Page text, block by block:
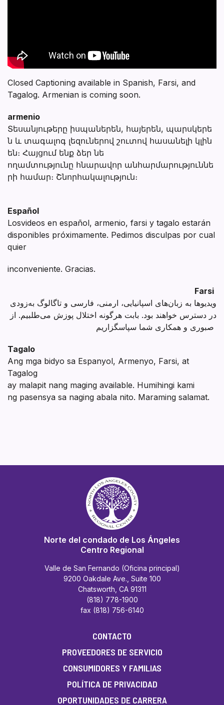
Closed Captioning available in Spanish, Farsi, and
Tagalog. Armenian is coming soon.
armenio
Տեսանյութերը իսպաներեն, հայերեն, պարսկերե
ն և տագալոգ լեզուներով շուտով հասանելի կլին
են։ Հայցում ենք ձեր նե
ողամտությունը հնարավոր անհարմարություննե
րի համար։ Շնորհակալություն։
Español
Losvideos en español, armenio, farsi y tagalo estarán
disponibles próximamente. Pedimos disculpas por cual
quier
inconveniente. Gracias.
Farsi
ویدیوها به زبان‌های اسپانیایی، ارمنی، فارسی و تاگالوگ به‌زودی
در دسترس خواهند بود. بابت هرگونه اختلال پوزش می‌طلبیم. از
Tagalo
Ang mga bidyo sa Espanyol, Armenyo, Farsi, at
Tagalog
ay malapit nang maging available. Humihingi kami
ng pasensya sa naging abala nito. Maraming salamat.
Norte del condado de Los Ángeles
Centro Regional
Valle de San Fernando (Oficina principal)
9200 Oakdale Ave., Suite 100
Chatsworth, CA 91311
(818) 778-1900
fax (818) 756-6140
CONTACTO
PROVEEDORES DE SERVICIO
CONSUMIDORES Y FAMILIAS
POLÍTICA DE PRIVACIDAD
OPORTUNIDADES DE CARRERA